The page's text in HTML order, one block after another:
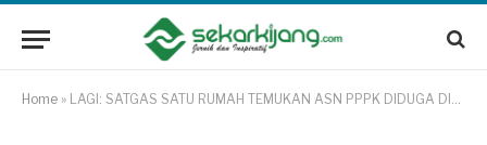
Home » LAGI: SATGAS SATU RUMAH TEMUKAN ASN PPPK DIDUGA DIPAKSAKAN LULUS